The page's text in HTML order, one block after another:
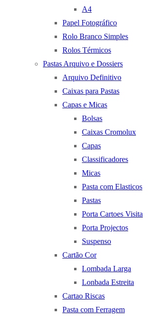
A4
Papel Fotográfico
Rolo Branco Simples
Rolos Térmicos
Pastas Arquivo e Dossiers
Arquivo Definitivo
Caixas para Pastas
Capas e Micas
Bolsas
Caixas Cromolux
Capas
Classificadores
Micas
Pasta com Elasticos
Pastas
Porta Cartoes Visita
Porta Projectos
Suspenso
Cartão Cor
Lombada Larga
Lonbada Estreita
Cartao Riscas
Pasta com Ferragem